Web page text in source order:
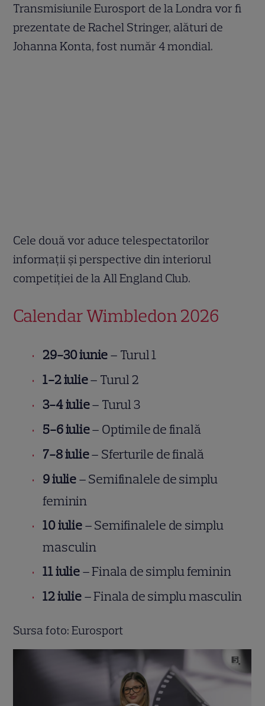
Transmisiunile Eurosport de la Londra vor fi
prezentate de Rachel Stringer, alături de
Johanna Konta, fost număr 4 mondial.
Cele două vor aduce telespectatorilor
informații și perspective din interiorul
competiției de la All England Club.
Calendar Wimbledon 2026
29-30 iunie– Turul 1
1-2 iulie– Turul 2
3-4 iulie– Turul 3
5-6 iulie– Optimile de finală
7-8 iulie– Sferturile de finală
9 iulie– Semifinalele de simplu
feminin
10 iulie– Semifinalele de simplu
masculin
11 iulie– Finala de simplu feminin
12 iulie– Finala de simplu masculin
Sursa foto: Eurosport